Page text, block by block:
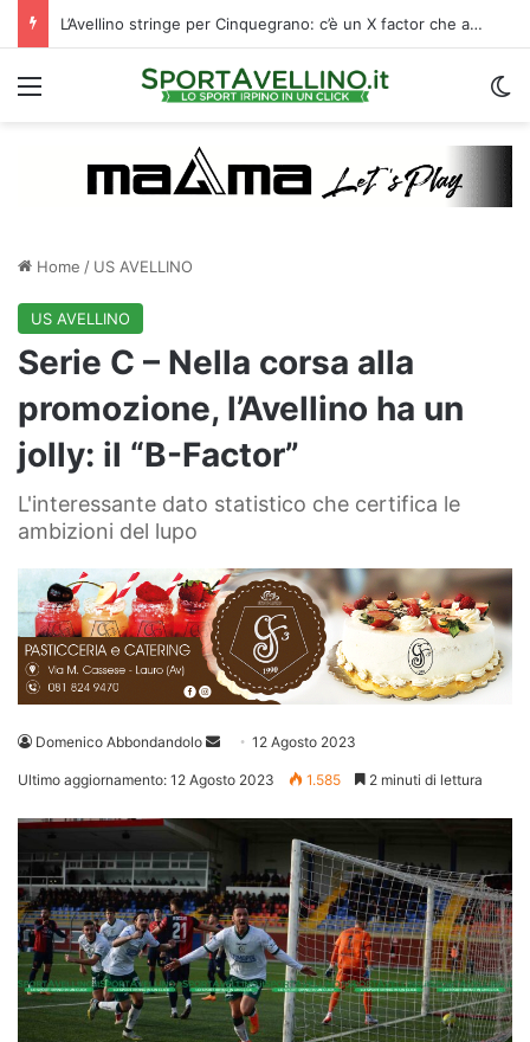
L’Avellino stringe per Cinquegrano: c’è un X factor che avvalora il suo arrivo
Menu
Home / US AVELLINO
US AVELLINO
Serie C – Nella corsa alla
promozione, l’Avellino ha un
jolly: il “B-Factor”
L'interessante dato statistico che certifica le
ambizioni del lupo
Domenico Abbondandolo
Invia 12 Agosto 2023
Ultimo aggiornamento: 12 Agosto 2023 1.585 2 minuti di lettura